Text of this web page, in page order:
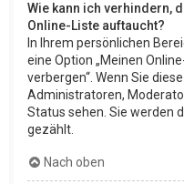
Wie kann ich verhindern,
Online-Liste auftaucht?
In Ihrem persönlichen
eine Option „Meinen
verbergen“. Wenn Sie
Administratoren,
Status sehen. Sie werden
gezählt.
Nach oben